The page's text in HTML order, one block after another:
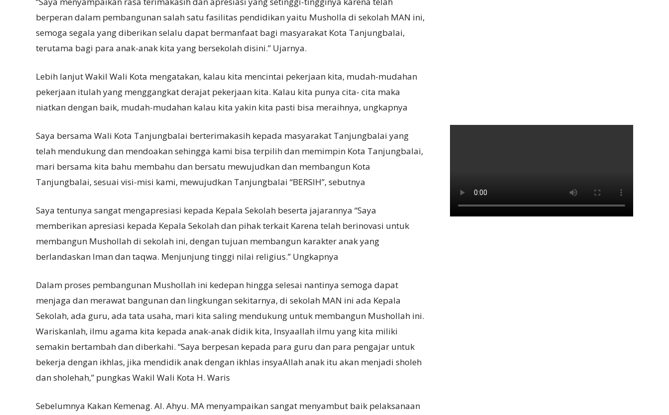
berperan dalam pembangunan salah satu fasilitas pendidikan yaitu Musholla di sekolah MAN ini,
semoga segala yang diberikan selalu dapat bermanfaat bagi masyarakat Kota Tanjungbalai,
terutama bagi para anak-anak kita yang bersekolah disini.” Ujarnya.
Lebih lanjut Wakil Wali Kota mengatakan, kalau kita mencintai pekerjaan kita, mudah-mudahan
pekerjaan itulah yang menggangkat derajat pekerjaan kita. Kalau kita punya cita- cita maka
niatkan dengan baik, mudah-mudahan kalau kita yakin kita pasti bisa meraihnya, ungkapnya
Saya bersama Wali Kota Tanjungbalai berterimakasih kepada masyarakat Tanjungbalai yang
telah mendukung dan mendoakan sehingga kami bisa terpilih dan memimpin Kota Tanjungbalai,
mari bersama kita bahu membahu dan bersatu mewujudkan dan membangun Kota
Tanjungbalai, sesuai visi-misi kami, mewujudkan Tanjungbalai “BERSIH”, sebutnya
Saya tentunya sangat mengapresiasi kepada Kepala Sekolah beserta jajarannya “Saya
memberikan apresiasi kepada Kepala Sekolah dan pihak terkait Karena telah berinovasi untuk
membangun Mushollah di sekolah ini, dengan tujuan membangun karakter anak yang
berlandaskan Iman dan taqwa. Menjunjung tinggi nilai religius.” Ungkapnya
Dalam proses pembangunan Mushollah ini kedepan hingga selesai nantinya semoga dapat
menjaga dan merawat bangunan dan lingkungan sekitarnya, di sekolah MAN ini ada Kepala
Sekolah, ada guru, ada tata usaha, mari kita saling mendukung untuk membangun Mushollah ini.
Wariskanlah, ilmu agama kita kepada anak-anak didik kita, Insyaallah ilmu yang kita miliki
semakin bertambah dan diberkahi. “Saya berpesan kepada para guru dan para pengajar untuk
bekerja dengan ikhlas, jika mendidik anak dengan ikhlas insyaAllah anak itu akan menjadi sholeh
dan sholehah,” pungkas Wakil Wali Kota H. Waris
Sebelumnya Kakan Kemenag. Al. Ahyu. MA menyampaikan sangat menyambut baik pelaksanaan